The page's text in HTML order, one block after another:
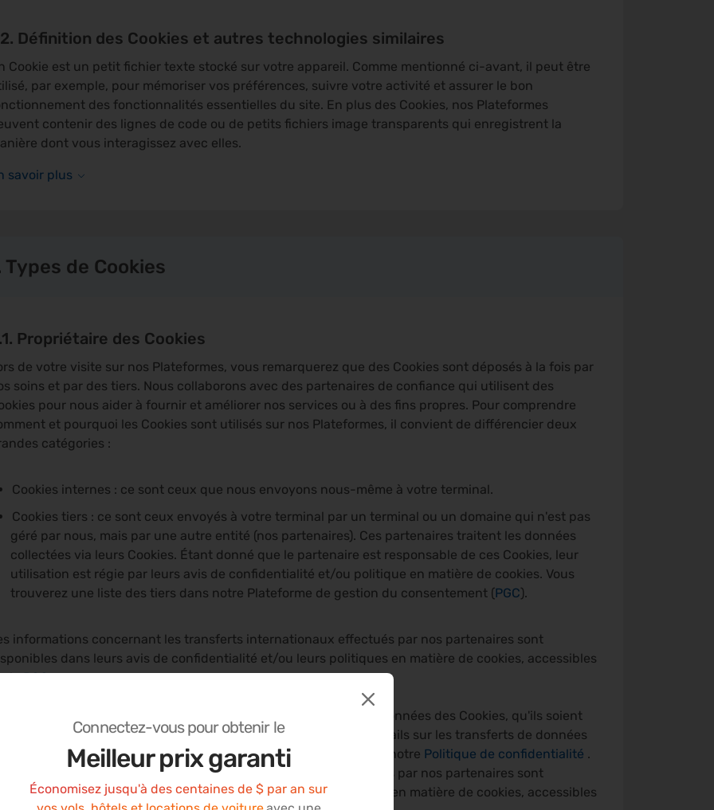
Définition des Cookies et autres technologies similaires
Cookie est un petit fichier texte stocké sur votre appareil. Comme mentionné ci-avant, il peut être
par exemple, pour mémoriser vos préférences, suivre votre activité et assurer le bon
des fonctionnalités essentielles du site. En plus des Cookies, nos Plateformes
contenir des lignes de code ou de petits fichiers image transparents qui enregistrent la
dont vous interagissez avec elles.
savoir plus
Types de Cookies
Propriétaire des Cookies
de votre visite sur nos Plateformes, vous remarquerez que des Cookies sont déposés à la fois par
soins et par des tiers. Nous collaborons avec des partenaires de confiance qui utilisent des
pour nous aider à fournir et améliorer nos services ou à des fins propres. Pour comprendre
et pourquoi les Cookies sont utilisés sur nos Plateformes, il convient de différencier deux
catégories :
Cookies internes : ce sont ceux que nous envoyons nous-même à votre terminal.
Cookies tiers : ce sont ceux envoyés à votre terminal par un terminal ou un domaine qui n'est pas
géré par nous, mais par une autre entité (nos partenaires). Ces partenaires traitent les données
collectées via leurs Cookies. Étant donné que le partenaire est responsable de ces Cookies, leur
utilisation est régie par leurs avis de confidentialité et/ou politique en matière de cookies. Vous
trouverez une liste des tiers dans notre Plateforme de gestion du consentement (PGC).
informations concernant les transferts internationaux effectués par nos partenaires sont
dans leurs avis de confidentialité et/ou leurs politiques en matière de cookies, accessibles
laPGC.
tant qu'entreprise internationale, nous pouvons transférer les données des Cookies, qu'ils soient
ou tiers, dans d’autres régions du monde. Pour plus de détails sur les transferts de données
collectées par les Cookies internes, veuillez consulter notre Politique de confidentialité .
informations concernant les transferts internationaux effectués par nos partenaires sont
dans leurs avis de confidentialité et/ou leurs politiques en matière de cookies, accessibles
Connectez-vous pour obtenir le
Meilleur prix garanti
Économisez jusqu'à des centaines de $ par an sur